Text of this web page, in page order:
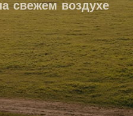
свежем воздухе